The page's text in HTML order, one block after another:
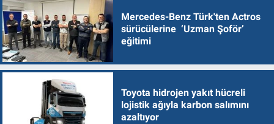
Mercedes-Benz Türk'ten Actros
sürücülerine ‘Uzman Şoför’
eğitimi
Toyota hidrojen yakıt hücreli
lojistik ağıyla karbon salımını
azaltıyor